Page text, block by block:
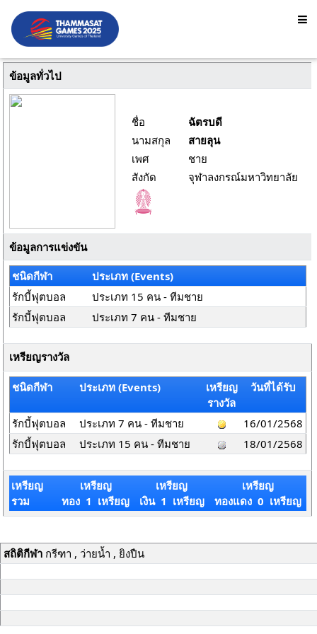
ข้อมูลทั่วไป
ชื่อ
ฉัตรบดี
นามสกุล
สายลุน
เพศ
ชาย
สังกัด
จุฬาลงกรณ์มหาวิทยาลัย
ข้อมูลการแข่งขัน
ชนิดกีฬา
ประเภท (Events)
รักบี้ฟุตบอล
ประเภท 15 คน - ทีมชาย
รักบี้ฟุตบอล
ประเภท 7 คน - ทีมชาย
เหรียญรางวัล
ชนิดกีฬา ประเภท (Events)
เหรียญ
รางวัล
วันที่ได้รับ
รักบี้ฟุตบอล ประเภท 7 คน - ทีมชาย
16/01/2568
รักบี้ฟุตบอล
ประเภท 15 คน - ทีมชาย 18/01/2568
เหรียญ
รวม
เหรียญ
ทอง 1 เหรียญ
เหรียญ
เงิน 1 เหรียญ
เหรียญ
ทองแดง 0 เหรียญ
สถิติกีฬากรีฑา , ว่ายน้ำ , ยิงปืน